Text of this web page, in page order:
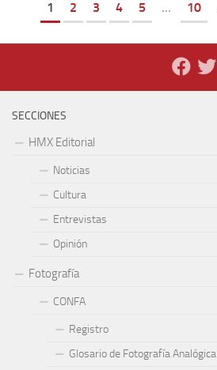
1 2 3 4 5 ... 10
SECCIONES
HMX Editorial
Noticias
Cultura
Entrevistas
Opinión
Fotografía
CONFA
Registro
Glosario de Fotografía Analógica